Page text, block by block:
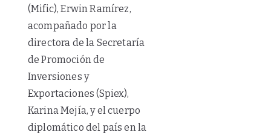
(Mific), Erwin Ramírez,
acompañado por la
directora de la Secretaría
de Promoción de
Inversiones y
Exportaciones (Spiex),
Karina Mejía, y el cuerpo
diplomático del país en la